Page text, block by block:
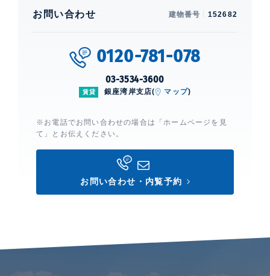
お問い合わせ 建物番号 152682
0120-781-078
03-3534-3600
賃貸 銀座湾岸支店( マップ)
※お電話でお問い合わせの場合は「ホームページを見
て」とお伝えください。
お問い合わせ・内覧予約